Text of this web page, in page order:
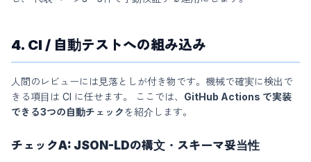
4. CI / 自動テストへの組み込み
人間のレビューには見落としが付き物です。機械で確実に検出で
きる項目は CI に任せます。 ここでは、 GitHub Actions で実装
できる3つの自動チェックを紹介します。
チェックA: JSON-LDの構文・スキーマ妥当性